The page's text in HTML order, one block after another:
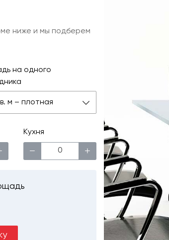
ниже и мы подберем
на одного
м – плотная
Кухня
− +